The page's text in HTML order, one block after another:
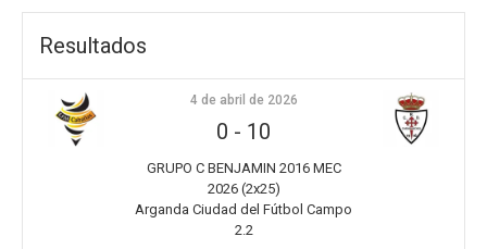
Resultados
4 de abril de 2026
0 - 10
GRUPO C BENJAMIN 2016 MEC
2026 (2x25)
Arganda Ciudad del Fútbol Campo
2.2